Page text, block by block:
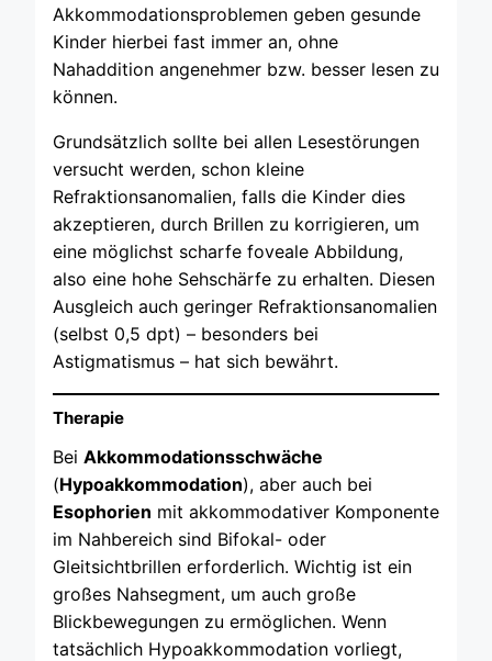
Akkommodationsproblemen geben gesunde
Kinder hierbei fast immer an, ohne
Nahaddition angenehmer bzw. besser lesen zu
können.
Grundsätzlich sollte bei allen Lesestörungen
versucht werden, schon kleine
Refraktionsanomalien, falls die Kinder dies
akzeptieren, durch Brillen zu korrigieren, um
eine möglichst scharfe foveale Abbildung,
also eine hohe Sehschärfe zu erhalten. Diesen
Ausgleich auch geringer Refraktionsanomalien
(selbst 0,5 dpt) – besonders bei
Astigmatismus – hat sich bewährt.
Therapie
Bei Akkommodationsschwäche
(Hypoakkommodation), aber auch bei
Esophorien mit akkommodativer Komponente
im Nahbereich sind Bifokal- oder
Gleitsichtbrillen erforderlich. Wichtig ist ein
großes Nahsegment, um auch große
Blickbewegungen zu ermöglichen. Wenn
tatsächlich Hypoakkommodation vorliegt,